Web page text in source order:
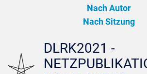
Nach Autor
Nach Sitzung
DLRK2021 -